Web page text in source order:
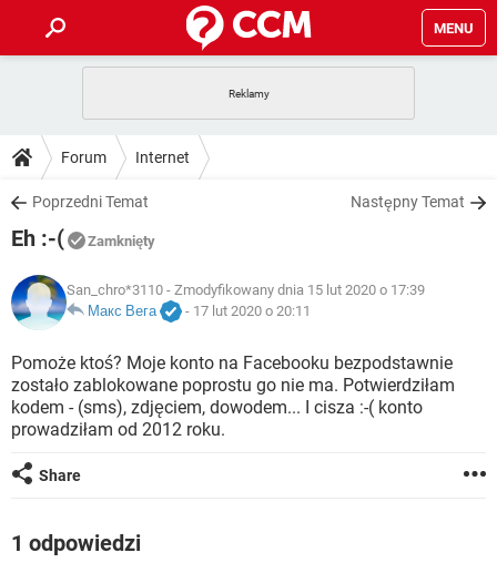
MENU
GRY
SPOTIFY
INSTAGRAM
WINDOWS 10
PORADY
PlayStation
INSTAGRAM FACEBOOK
WINDOWS 10
DO POBRANIA
ANDROID
GRY
IOS NETFLIX
INSTAGRAM FACEBOOK
WINDOWS 10
FORUM
COVID-19 TIKTOK
GRY
SPOTIFY NETFLIX
INSTAGRAM FACEBOOK
ARTYKUŁY
COVID-19 TIKTOK
GRY WHATSAPP
SPOTIFY
INSTAGRAM
Forum Internet
Poprzedni Temat Następny Temat
Eh :-( Zamknięty
San_chro*3110 - Zmodyfikowany dnia 15 lut 2020 o 17:39
Макс Вега
- 17 lut 2020 o 20:11
Pomoże ktoś? Moje konto na Facebooku bezpodstawnie
zostało zablokowane poprostu go nie ma. Potwierdziłam
kodem - (sms), zdjęciem, dowodem... I cisza :-( konto
prowadziłam od 2012 roku.
Share
1 odpowiedzi